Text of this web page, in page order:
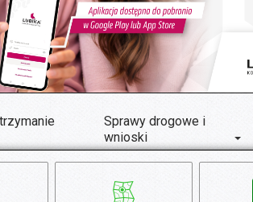
Sprawy drogowe i
wnioski